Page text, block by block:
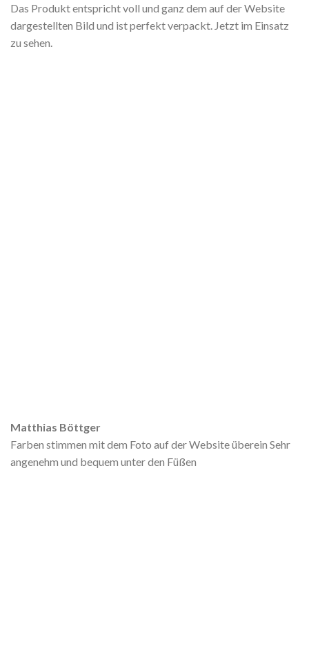
Das Produkt entspricht voll und ganz dem auf der Website
dargestellten Bild und ist perfekt verpackt. Jetzt im Einsatz
zu sehen.
Matthias Böttger
Farben stimmen mit dem Foto auf der Website überein Sehr
angenehm und bequem unter den Füßen